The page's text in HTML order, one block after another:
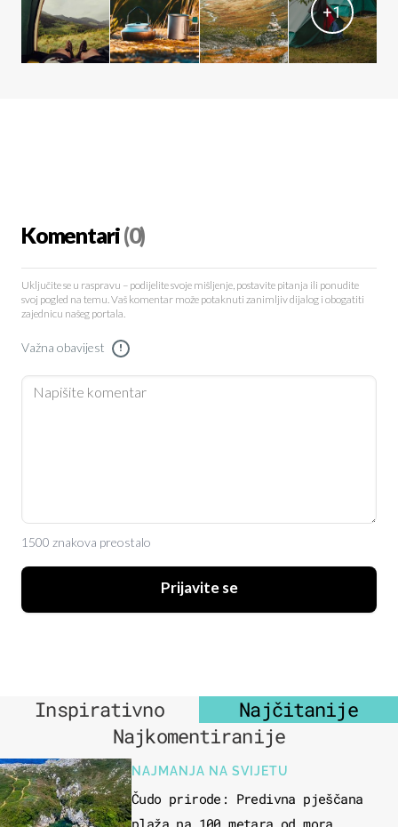
+1
Komentari(0)
Uključite se u raspravu – podijelite svoje mišljenje, postavite pitanja ili ponudite
svoj pogled na temu. Vaš komentar može potaknuti zanimljiv dijalog i obogatiti
zajednicu našeg portala.
Važna obavijest !
1500 znakova preostalo
Prijavite se
Inspirativno
Najčitanije
Najkomentiranije
NAJMANJA NA SVIJETU
Čudo prirode: Predivna pješčana
plaža na 100 metara od mora